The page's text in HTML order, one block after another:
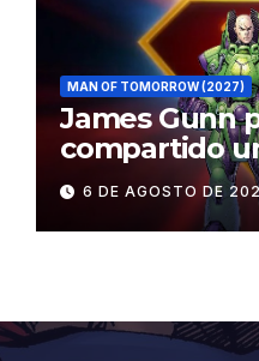
MAN OF TOMORROW (2027)
James Gunn
compartido
al traje de
6 DE AGOSTO DE